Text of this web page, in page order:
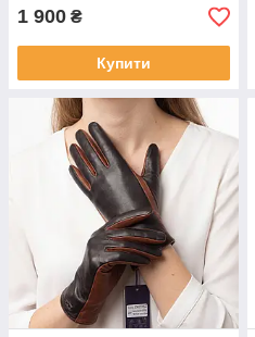
1 900 ₴
Купити